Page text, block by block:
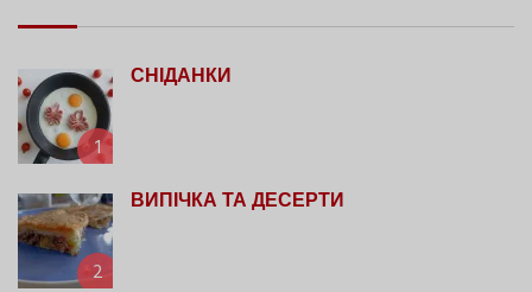
1
СНІДАНКИ
2
ВИПІЧКА ТА ДЕСЕРТИ